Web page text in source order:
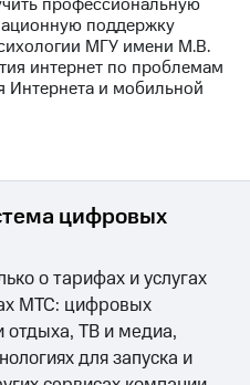
поддержку
МГУ имени М.В.
интернет по проблемам
Интернета и мобильной
цифровых
о тарифах и услугах
МТС: цифровых
отдыха, ТВ и медиа,
для запуска и